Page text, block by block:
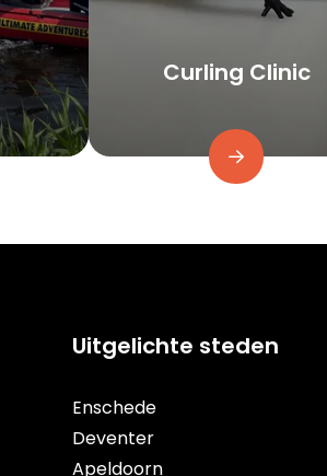
Curling Clinic
Uitgelichte steden
Enschede
Deventer
Apeldoorn